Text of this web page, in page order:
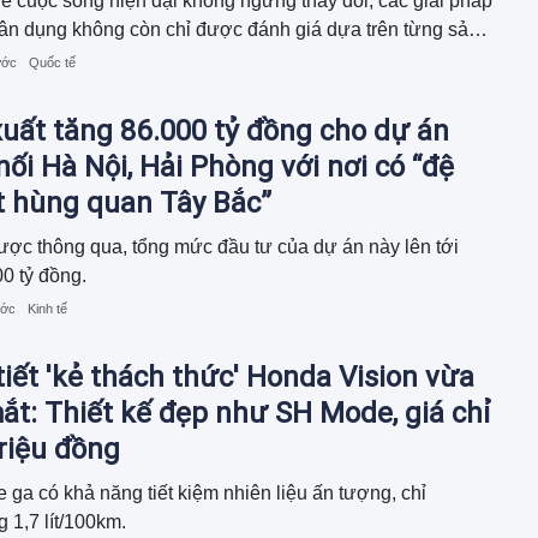
dụng không còn chỉ được đánh giá dựa trên từng sản
lẻ mà...
Quốc tế
tăng 86.000 tỷ đồng cho dự án
Hà Nội, Hải Phòng với nơi có “đệ
hùng quan Tây Bắc”
thông qua, tổng mức đầu tư của dự án này lên tới
tỷ đồng.
Kinh tế
'kẻ thách thức' Honda Vision vừa
Thiết kế đẹp như SH Mode, giá chỉ
đồng
ga có khả năng tiết kiệm nhiên liệu ấn tượng, chỉ
1,7 lít/100km.